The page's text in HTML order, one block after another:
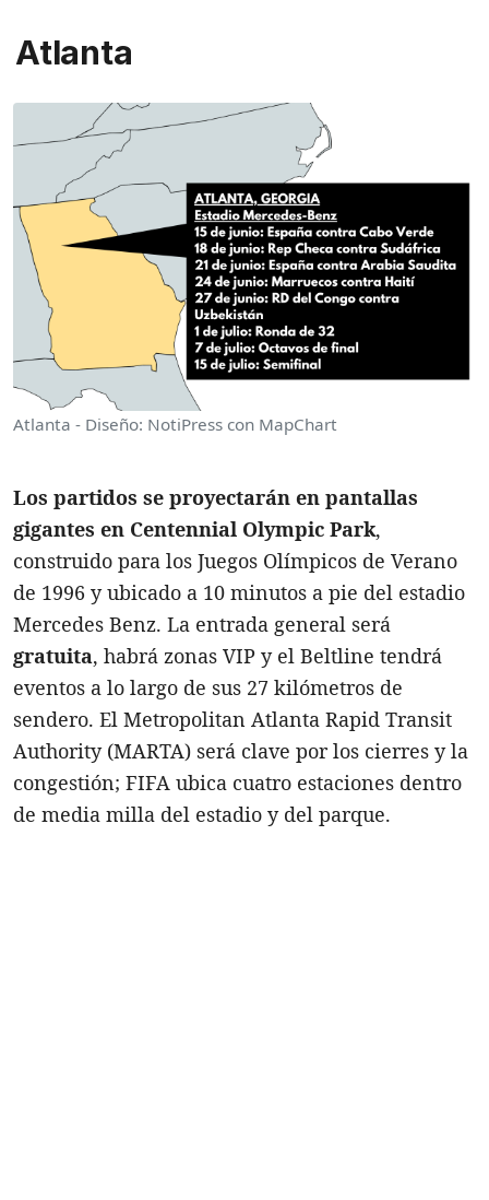
Atlanta
Atlanta - Diseño: NotiPress con MapChart
Los partidos se proyectarán en pantallas
gigantes en Centennial Olympic Park,
construido para los Juegos Olímpicos de Verano
de 1996 y ubicado a 10 minutos a pie del estadio
Mercedes Benz. La entrada general será
gratuita, habrá zonas VIP y el Beltline tendrá
eventos a lo largo de sus 27 kilómetros de
sendero. El Metropolitan Atlanta Rapid Transit
Authority (MARTA) será clave por los cierres y la
congestión; FIFA ubica cuatro estaciones dentro
de media milla del estadio y del parque.